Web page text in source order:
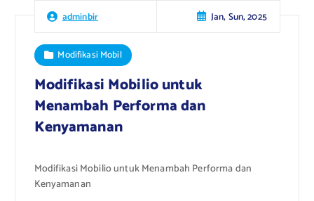
adminbir Jan, Sun, 2025
Modifikasi Mobil
Modifikasi Mobilio untuk
Menambah Performa dan
Kenyamanan
Modifikasi Mobilio untuk Menambah Performa dan
Kenyamanan